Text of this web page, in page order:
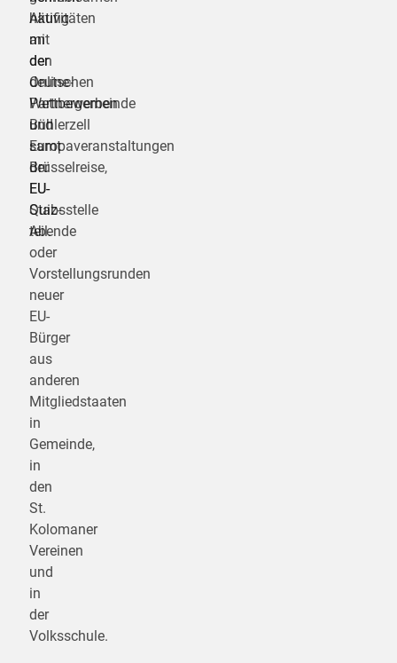
Aktivitäten
mit
der
deutschen
Partnergemeinde
Bühlerzell
samt
Brüsselreise,
EU-
Quiz-
Abende
oder
Vorstellungsrunden
neuer
EU-
Bürger
aus
anderen
Mitgliedstaaten
in
Gemeinde,
in
den
St.
Kolomaner
Vereinen
und
in
der
Volksschule.
häufig
an
den
Online-
Wettbewerben
und
Europaveranstaltungen
der
EU-
Stabsstelle
teil.